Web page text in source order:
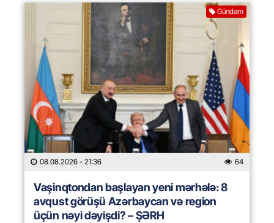
Gündəm
08.08.2026 - 21:36 64
Vaşinqtondan başlayan yeni mərhələ: 8
avqust görüşü Azərbaycan və region
üçün nəyi dəyişdi? – ŞƏRH